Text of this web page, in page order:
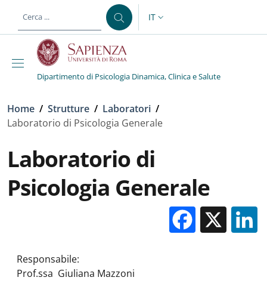
al contenuto principale
SELETTORE LINGUA:
IT
Dipartimento di Psicologia Dinamica, Clinica e Salute
Briciole di pane
Home / Strutture / Laboratori /
Laboratorio di Psicologia Generale
Laboratorio di
Psicologia Generale
X
Responsabile:
Prof.ssa Giuliana Mazzoni